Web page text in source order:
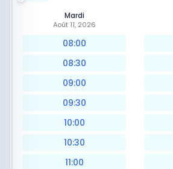
Mardi
Août 11, 2026
08:00
08:30
09:00
09:30
10:00
10:30
11:00